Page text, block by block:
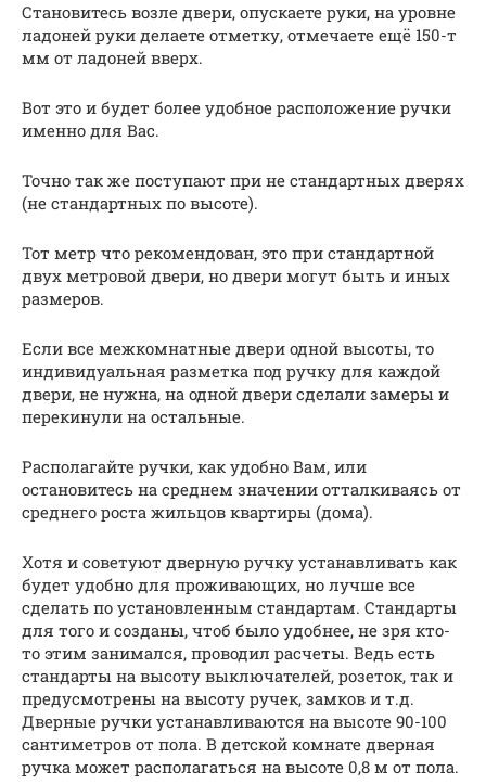
Становитесь возле двери, опускаете руки, на уровне
ладоней руки делаете отметку, отмечаете ещё 150-т
мм от ладоней вверх.
Вот это и будет более удобное расположение ручки
именно для Вас.
Точно так же поступают при не стандартных дверях
(не стандартных по высоте).
Тот метр что рекомендован, это при стандартной
двух метровой двери, но двери могут быть и иных
размеров.
Если все межкомнатные двери одной высоты, то
индивидуальная разметка под ручку для каждой
двери, не нужна, на одной двери сделали замеры и
перекинули на остальные.
Располагайте ручки, как удобно Вам, или
остановитесь на среднем значении отталкиваясь от
среднего роста жильцов квартиры (дома).
Хотя и советуют дверную ручку устанавливать как
будет удобно для проживающих, но лучше все
сделать по установленным стандартам. Стандарты
для того и созданы, чтоб было удобнее, не зря кто-
то этим занимался, проводил расчеты. Ведь есть
стандарты на высоту выключателей, розеток, так и
предусмотрены на высоту ручек, замков и т.д.
Дверные ручки устанавливаются на высоте 90-100
сантиметров от пола. В детской комнате дверная
ручка может располагаться на высоте 0,8 м от пола.